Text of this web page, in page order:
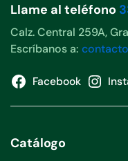
Llame al teléfono
Calz. Central 259A,
Escríbanos a:
Facebook
Catálogo